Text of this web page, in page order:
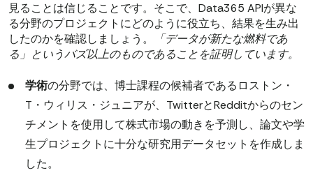
見ることは信じることです。そこで、Data365 APIが異な
る分野のプロジェクトにどのように役立ち、結果を生み出
したのかを確認しましょう。
「データが新たな燃料であ
る」というバズ以上のものであることを証明しています。
学術の分野では、博士課程の候補者であるロストン・
T・ウィリス・ジュニアが、TwitterとRedditからのセン
チメントを使用して株式市場の動きを予測し、論文や学
生プロジェクトに十分な研究用データセットを作成しま
した。